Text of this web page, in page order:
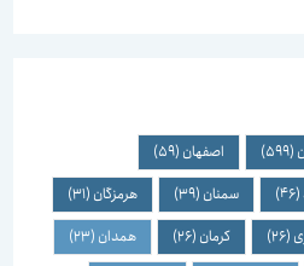
اصفهان(59)
سمنان(39) هرمزگان(31)
کرمان(26) همدان(23)